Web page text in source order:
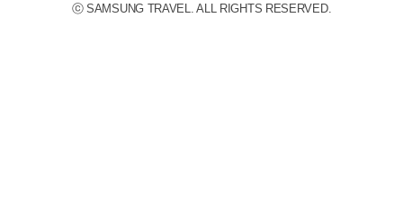
ⓒ SAMSUNG TRAVEL. ALL RIGHTS RESERVED.